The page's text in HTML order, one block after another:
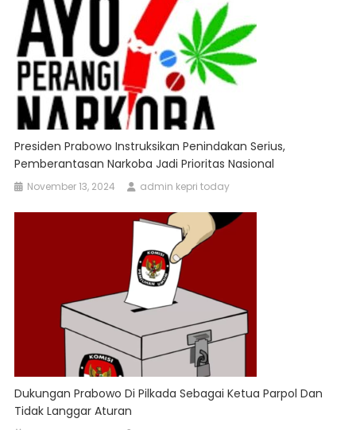
Presiden Prabowo Instruksikan Penindakan Serius,
Pemberantasan Narkoba Jadi Prioritas Nasional
November 13, 2024 admin kepri today
Dukungan Prabowo Di Pilkada Sebagai Ketua Parpol Dan
Tidak Langgar Aturan